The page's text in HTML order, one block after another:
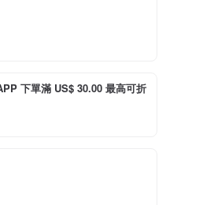
下單滿 US$ 30.00 最高可折